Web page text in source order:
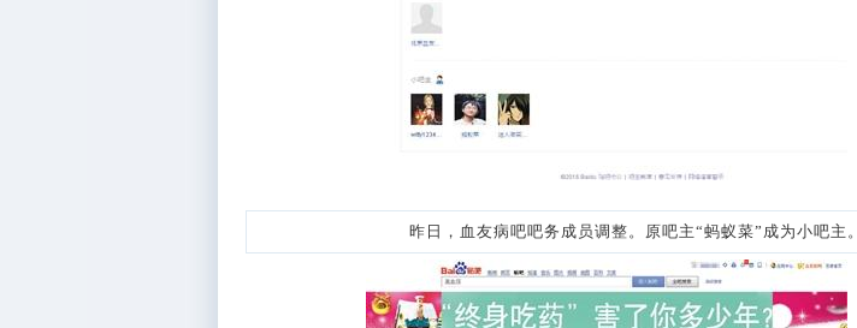
昨日，血友病吧吧务成员调整。原吧主“蚂蚁菜”成为小吧主。